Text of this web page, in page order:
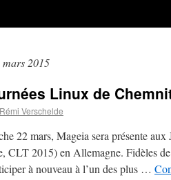
mars 2015
Linux de
Rémi Verschelde
22 mars, Mageia sera présente
CLT 2015) en Allemagne. Fidèles de
à nouveau à l’un des plus …